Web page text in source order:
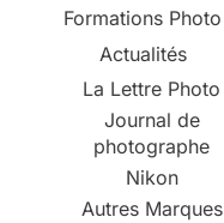
Formations Photo
Actualités
La Lettre Photo
Journal de
photographe
Nikon
Autres Marques